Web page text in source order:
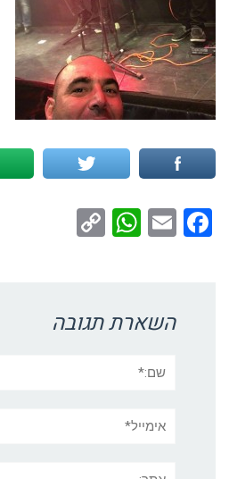
Facebook
Email
WhatsApp
השארת תגובה